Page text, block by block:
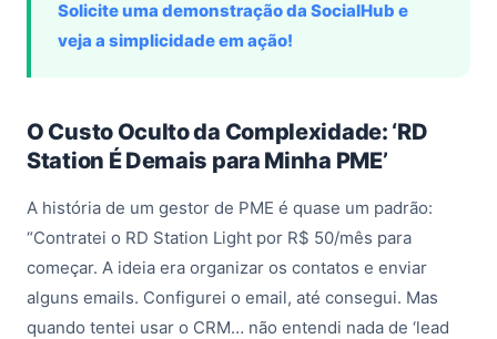
Solicite uma demonstração da SocialHub e
veja a simplicidade em ação!
O Custo Oculto da Complexidade: ‘RD
Station É Demais para Minha PME’
A história de um gestor de PME é quase um padrão:
“Contratei o RD Station Light por R$ 50/mês para
começar. A ideia era organizar os contatos e enviar
alguns emails. Configurei o email, até consegui. Mas
quando tentei usar o CRM… não entendi nada de ‘lead